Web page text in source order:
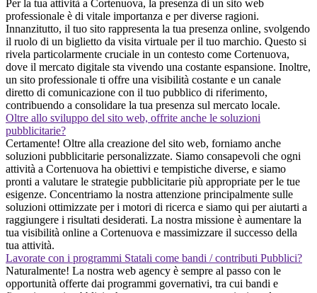
Per la tua attività a Cortenuova, la presenza di un sito web
professionale è di vitale importanza e per diverse ragioni.
Innanzitutto, il tuo sito rappresenta la tua presenza online, svolgendo
il ruolo di un biglietto da visita virtuale per il tuo marchio. Questo si
rivela particolarmente cruciale in un contesto come Cortenuova,
dove il mercato digitale sta vivendo una costante espansione. Inoltre,
un sito professionale ti offre una visibilità costante e un canale
diretto di comunicazione con il tuo pubblico di riferimento,
contribuendo a consolidare la tua presenza sul mercato locale.
Oltre allo sviluppo del sito web, offrite anche le soluzioni
pubblicitarie?
Certamente! Oltre alla creazione del sito web, forniamo anche
soluzioni pubblicitarie personalizzate. Siamo consapevoli che ogni
attività a Cortenuova ha obiettivi e tempistiche diverse, e siamo
pronti a valutare le strategie pubblicitarie più appropriate per le tue
esigenze. Concentriamo la nostra attenzione principalmente sulle
soluzioni ottimizzate per i motori di ricerca e siamo qui per aiutarti a
raggiungere i risultati desiderati. La nostra missione è aumentare la
tua visibilità online a Cortenuova e massimizzare il successo della
tua attività.
Lavorate con i programmi Statali come bandi / contributi Pubblici?
Naturalmente! La nostra web agency è sempre al passo con le
opportunità offerte dai programmi governativi, tra cui bandi e